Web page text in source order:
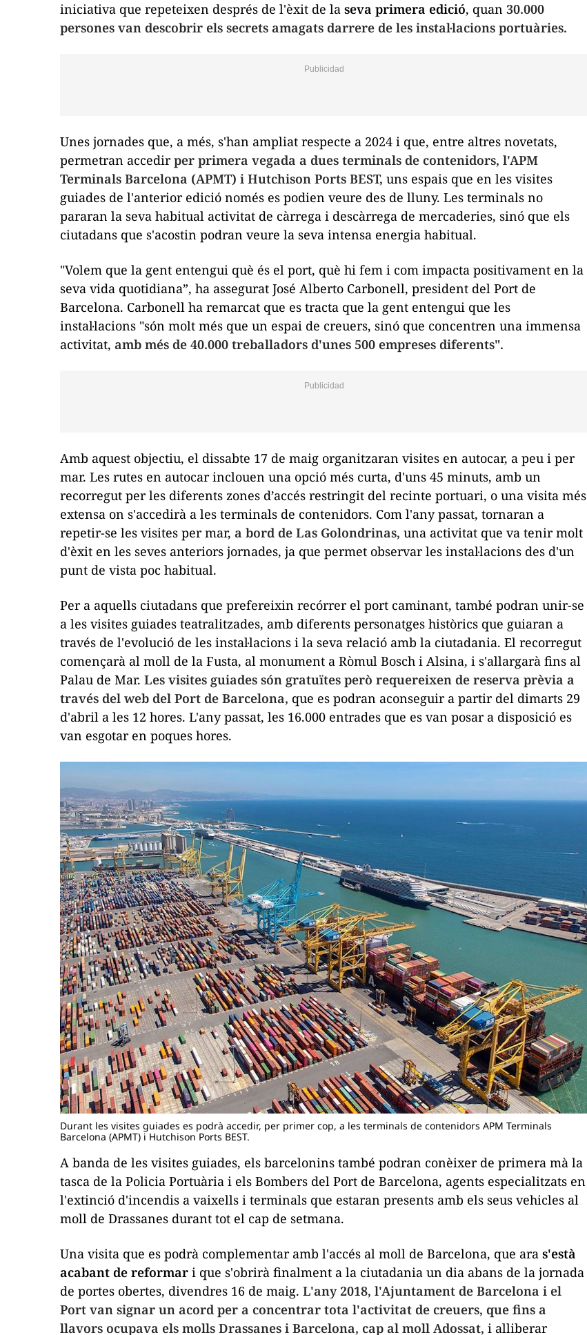
iniciativa que repeteixen després de l'èxit de la seva primera edició, quan 30.000
persones van descobrir els secrets amagats darrere de les instal·lacions portuàries.
Unes jornades que, a més, s'han ampliat respecte a 2024 i que, entre altres novetats,
permetran accedirper primera vegada a dues terminals de contenidors, l'APM
Terminals Barcelona (APMT) i Hutchison Ports BEST, uns espais que en les visites
guiades de l'anterior edició només es podien veure des de lluny. Les terminals no
pararan la seva habitual activitat de càrrega i descàrrega de mercaderies, sinó que els
ciutadans que s'acostin podran veure la seva intensa energia habitual.
"Volem que la gent entengui què és el port, què hi fem i com impacta positivament en la
seva vida quotidiana”, ha assegurat José Alberto Carbonell, president del Port de
Barcelona. Carbonell ha remarcat que es tracta que la gent entengui que les
instal·lacions "són molt més que un espai de creuers, sinó que concentren una immensa
activitat, amb més de 40.000 treballadors d'unes 500 empreses diferents".
Amb aquest objectiu, el dissabte 17 de maig organitzaran visites en autocar, a peu i per
mar. Les rutes en autocar inclouen una opció més curta, d'uns 45 minuts, amb un
recorregut per les diferents zones d’accés restringit del recinte portuari, o una visita més
extensa on s'accedirà a les terminals de contenidors. Com l'any passat, tornaran a
repetir-se les visites per mar, a bord de Las Golondrinas, una activitat que va tenir molt
d'èxit en les seves anteriors jornades, ja que permet observar les instal·lacions des d'un
punt de vista poc habitual.
Per a aquells ciutadans que prefereixin recórrer el port caminant, també podran unir-se
a les visites guiades teatralitzades, amb diferents personatges històrics que guiaran a
través de l'evolució de les instal·lacions i la seva relació amb la ciutadania. El recorregut
començarà al moll de la Fusta, al monument a Ròmul Bosch i Alsina, i s'allargarà fins al
Palau de Mar. Les visites guiades són gratuïtes però requereixen de reserva prèvia a
través del web del Port de Barcelona, que es podran aconseguir a partir del dimarts 29
d'abril a les 12 hores. L'any passat, les 16.000 entrades que es van posar a disposició es
van esgotar en poques hores.
Durant les visites guiades es podrà accedir, per primer cop, a les terminals de contenidors APM Terminals
Barcelona (APMT) i Hutchison Ports BEST.
A banda de les visites guiades, els barcelonins també podran conèixer de primera mà la
tasca de la Policia Portuària i els Bombers del Port de Barcelona, agents especialitzats en
l'extinció d'incendis a vaixells i terminals que estaran presents amb els seus vehicles al
moll de Drassanes durant tot el cap de setmana.
Una visita que es podrà complementar amb l'accés al moll de Barcelona, que ara s'està
acabant de reformar i que s'obrirà finalment a la ciutadania un dia abans de la jornada
de portes obertes, divendres 16 de maig. L'any 2018, l'Ajuntament de Barcelona i el
Port van signar un acord per a concentrar tota l'activitat de creuers, que fins a
llavors ocupava els molls Drassanes i Barcelona, cap al moll Adossat, i alliberar